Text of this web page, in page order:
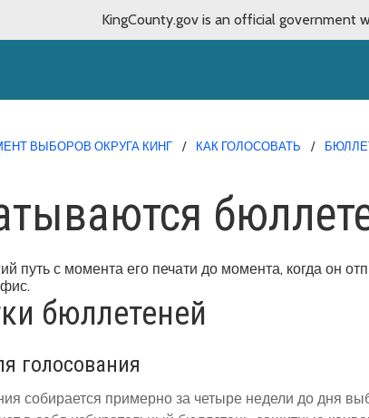
KingCounty.gov is an official government
ВЫБОРОВ ОКРУГА КИНГ КАК ГОЛОСОВАТЬ
путь с момента его печати до момента, когда он
бюллетеней
голосования
собирается примерно за четыре недели до дня